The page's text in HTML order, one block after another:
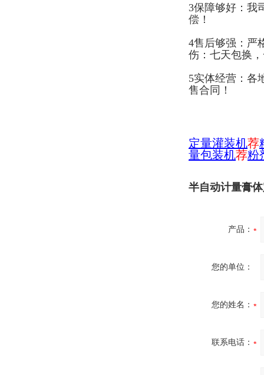
3保障够好：我
偿！
4售后够强：严
伤：七天包换
5实体经营：各
售合同！
定量灌装机荐
量包装机荐粉
半自动计量膏
产品：
您的单位：
您的姓名：
联系电话：